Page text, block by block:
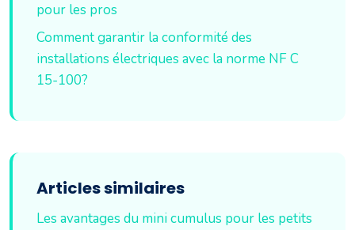
pour les pros
Comment garantir la conformité des
installations électriques avec la norme NF C
15-100?
Articles similaires
Les avantages du mini cumulus pour les petits